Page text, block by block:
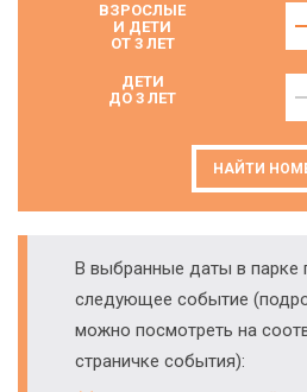
ВЗРОСЛЫЕ
И ДЕТИ
ОТ 3 ЛЕТ
ДЕТИ
ДО 3 ЛЕТ
НАЙТИ
В выбранные даты в парке
следующее событие
можно посмотреть на
страничке события):